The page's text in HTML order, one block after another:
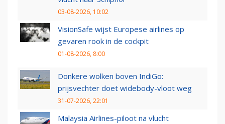
03-08-2026, 10:02
VisionSafe wijst Europese airlines op
gevaren rook in de cockpit
01-08-2026, 8:00
Donkere wolken boven IndiGo:
prijsvechter doet widebody-vloot weg
31-07-2026, 22:01
Malaysia Airlines-piloot na vlucht